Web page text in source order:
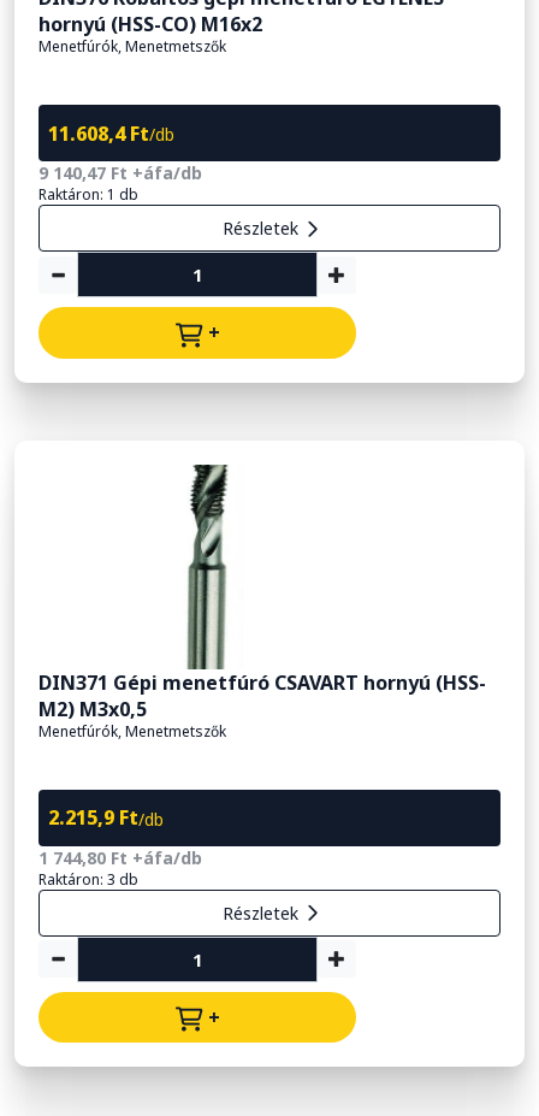
hornyú (HSS-CO) M16x2
Menetfúrók, Menetmetszők
11.608,4 Ft/db
9 140,47 Ft +áfa/db
Raktáron: 1 db
Részletek
+
DIN371 Gépi menetfúró CSAVART hornyú (HSS-
M2) M3x0,5
Menetfúrók, Menetmetszők
2.215,9 Ft/db
1 744,80 Ft +áfa/db
Raktáron: 3 db
Részletek
+